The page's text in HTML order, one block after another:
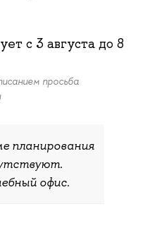
c 3 августа до 8
просьба
планирования
офис.